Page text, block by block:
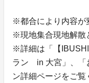
※都合により内容が
※現地集合現地解散
※詳細は「【
ラン in 大宮」、「
ン詳細ページをご覧